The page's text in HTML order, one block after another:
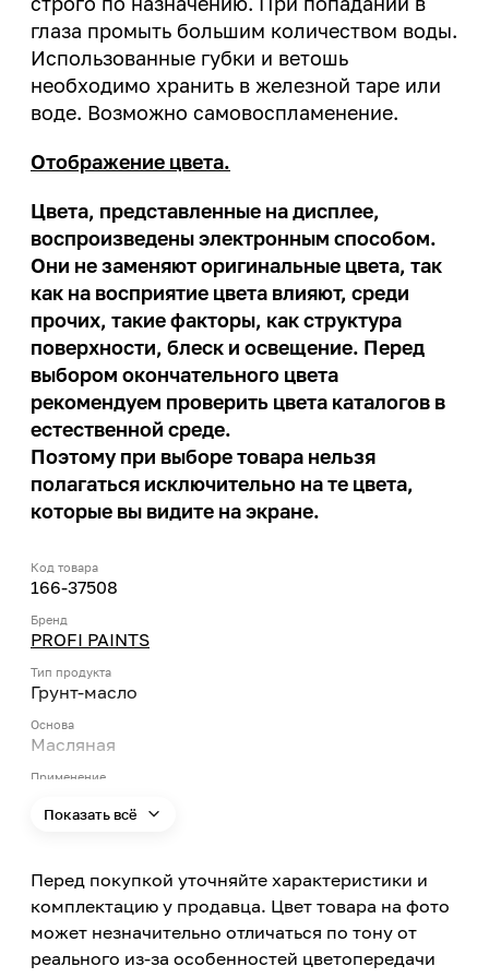
глаза промыть большим количеством воды.
Использованные губки и ветошь
необходимо хранить в железной таре или
воде. Возможно самовоспламенение.
Отображение цвета.
Цвета, представленные на дисплее,
воспроизведены электронным способом.
Они не заменяют оригинальные цвета, так
как на восприятие цвета влияют, среди
прочих, такие факторы, как структура
поверхности, блеск и освещение. Перед
выбором окончательного цвета
рекомендуем проверить цвета каталогов в
естественной среде.
Поэтому при выборе товара нельзя
полагаться исключительно на те цвета,
которые вы видите на экране.
Код товара
166-37508
Бренд
PROFI PAINTS
Тип продукта
Грунт-масло
Основа
Масляная
Применение
влажностью, Помещения с повышенной
влажностью
Серо-синий
Показать всё
Перед покупкой уточняйте характеристики и
комплектацию у продавца. Цвет товара на фото
может незначительно отличаться по тону от
реального из-за особенностей цветопередачи